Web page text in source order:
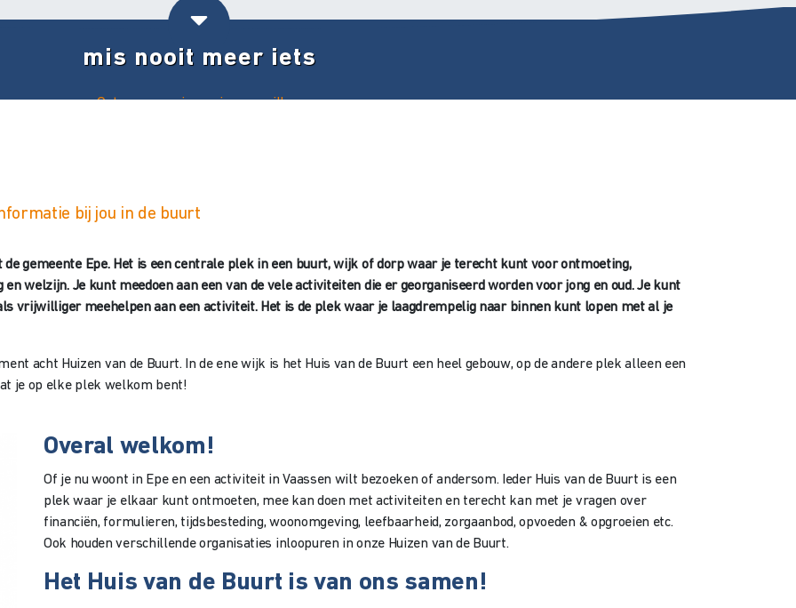
mis nooit meer iets
Ontvang ons nieuws in uw mailbox
bij jou in de buurt
gemeente Epe. Het is een centrale plek in een buurt, wijk of dorp waar je terecht kunt voor ontmoeting,
welzijn. Je kunt meedoen aan een van de vele activiteiten die er georganiseerd worden voor jong en oud. Je kunt
vrijwilliger meehelpen aan een activiteit. Het is de plek waar je laagdrempelig naar binnen kunt lopen met al je
acht Huizen van de Buurt. In de ene wijk is het Huis van de Buurt een heel gebouw, op de andere plek alleen een
je op elke plek welkom bent!
Overal welkom!
Of je nu woont in Epe en een activiteit in Vaassen wilt bezoeken of andersom. Ieder Huis van de Buurt is een
plek waar je elkaar kunt ontmoeten, mee kan doen met activiteiten en terecht kan met je vragen over
financiën, formulieren, tijdsbesteding, woonomgeving, leefbaarheid, zorgaanbod, opvoeden & opgroeien etc.
Ook houden verschillende organisaties inloopuren in onze Huizen van de Buurt.
Het Huis van de Buurt is van ons samen!